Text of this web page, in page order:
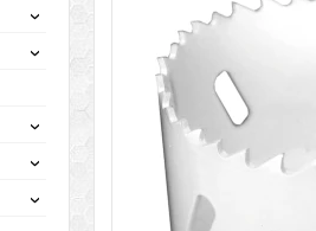
›
›
›
›
›